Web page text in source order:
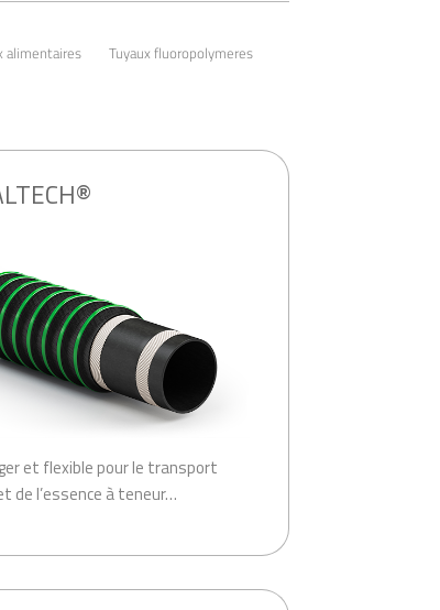
alimentaires
Tuyaux fluoropolymeres
et flexible pour le transport
de l’essence à teneur…